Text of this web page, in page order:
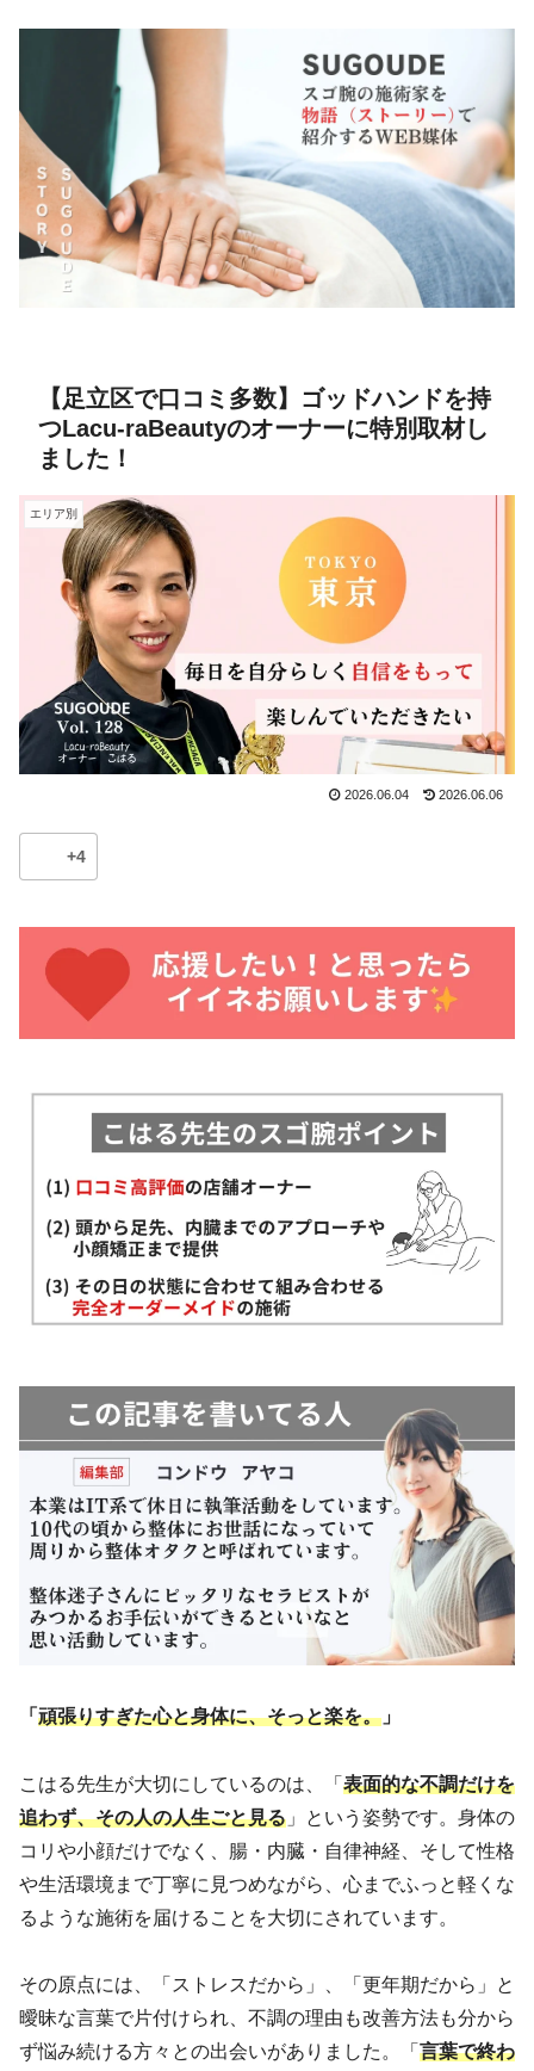
【足立区で口コミ多数】ゴッドハンドを持
つLacu-raBeautyのオーナーに特別取材し
ました！
エリア別
2026.06.04 2026.06.06
+4
「 頑張りすぎた心と身体に、そっと楽を。 」
こはる先生が大切にしているのは、「 表面的な不調だけを
追わず、その人の人生ごと見る 」という姿勢です。身体の
コリや小顔だけでなく、腸・内臓・自律神経、そして性格
や生活環境まで丁寧に見つめながら、心までふっと軽くな
るような施術を届けることを大切にされています。
その原点には、「ストレスだから」、「更年期だから」と
曖昧な言葉で片付けられ、不調の理由も改善方法も分から
ず悩み続ける方々との出会いがありました。「 言葉で終わ